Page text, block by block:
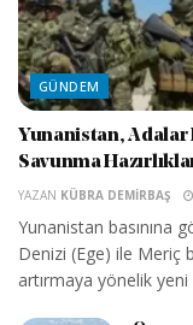
GÜNDEM
Yunanistan, Adalar
Savunma
YAZAN KÜBRA DEMIRBAŞ
Yunanistan basınına
Denizi (Ege) ile Meriç
artırmaya yönelik yeni